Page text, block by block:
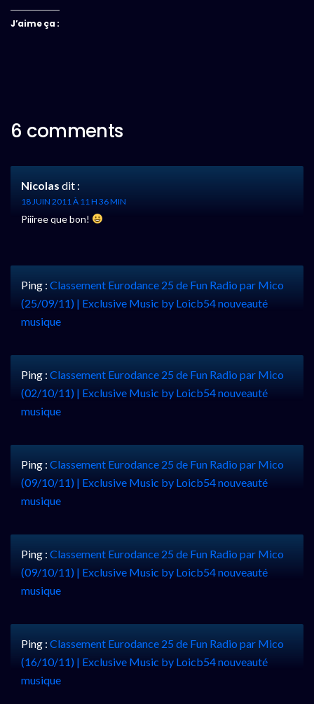
J’aime ça :
6 comments
Nicolas dit :
18 JUIN 2011 À 11 H 36 MIN
Piiiree que bon!
Ping : Classement Eurodance 25 de Fun Radio par Mico
(25/09/11) | Exclusive Music by Loicb54 nouveauté
musique
Ping : Classement Eurodance 25 de Fun Radio par Mico
(02/10/11) | Exclusive Music by Loicb54 nouveauté
musique
Ping : Classement Eurodance 25 de Fun Radio par Mico
(09/10/11) | Exclusive Music by Loicb54 nouveauté
musique
Ping : Classement Eurodance 25 de Fun Radio par Mico
(09/10/11) | Exclusive Music by Loicb54 nouveauté
musique
Ping : Classement Eurodance 25 de Fun Radio par Mico
(16/10/11) | Exclusive Music by Loicb54 nouveauté
musique